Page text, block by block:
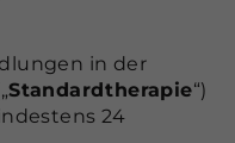
in der
Standardtherapie“)
24